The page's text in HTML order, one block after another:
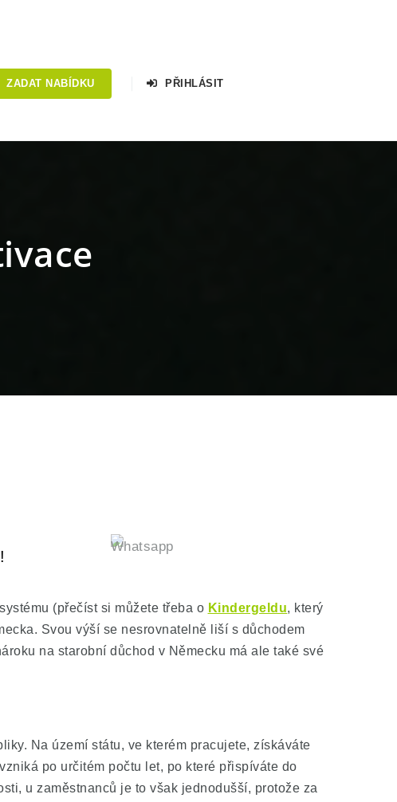
ZADAT NABÍDKU PŘIHLÁSIT
(přečíst si můžete třeba o Kindergeldu, který
Svou výší se nesrovnatelně liší s důchodem
na starobní důchod v Německu má ale také své
Na území státu, ve kterém pracujete, získáváte
po určitém počtu let, po které přispíváte do
u zaměstnanců je to však jednodušší, protože za